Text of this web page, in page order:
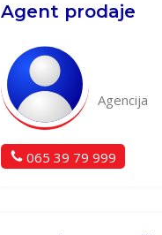
Agent prodaje
Agencija
065 39 79 999